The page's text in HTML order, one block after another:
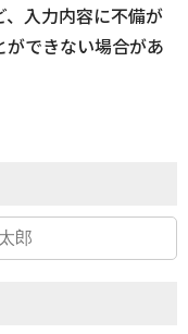
入力内容に不備が
できない場合があ